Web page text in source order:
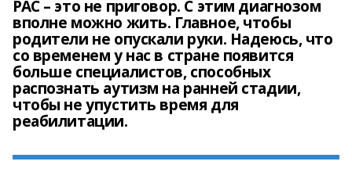
РАС – это не приговор. С этим диагнозом
вполне можно жить. Главное, чтобы
родители не опускали руки. Надеюсь, что
со временем у нас в стране появится
больше специалистов, способных
распознать аутизм на ранней стадии,
чтобы не упустить время для
реабилитации.